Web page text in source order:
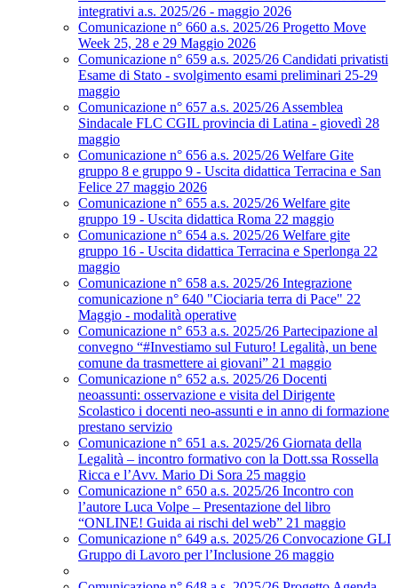
integrativi a.s. 2025/26 - maggio 2026
Comunicazione n° 660 a.s. 2025/26 Progetto Move
Week 25, 28 e 29 Maggio 2026
Comunicazione n° 659 a.s. 2025/26 Candidati privatisti
Esame di Stato - svolgimento esami preliminari 25-29
maggio
Comunicazione n° 657 a.s. 2025/26 Assemblea
Sindacale FLC CGIL provincia di Latina - giovedì 28
maggio
Comunicazione n° 656 a.s. 2025/26 Welfare Gite
gruppo 8 e gruppo 9 - Uscita didattica Terracina e San
Felice 27 maggio 2026
Comunicazione n° 655 a.s. 2025/26 Welfare gite
gruppo 19 - Uscita didattica Roma 22 maggio
Comunicazione n° 654 a.s. 2025/26 Welfare gite
gruppo 16 - Uscita didattica Terracina e Sperlonga 22
maggio
Comunicazione n° 658 a.s. 2025/26 Integrazione
comunicazione n° 640 "Ciociaria terra di Pace" 22
Maggio - modalità operative
Comunicazione n° 653 a.s. 2025/26 Partecipazione al
convegno “#Investiamo sul Futuro! Legalità, un bene
comune da trasmettere ai giovani” 21 maggio
Comunicazione n° 652 a.s. 2025/26 Docenti
neoassunti: osservazione e visita del Dirigente
Scolastico i docenti neo-assunti e in anno di formazione
prestano servizio
Comunicazione n° 651 a.s. 2025/26 Giornata della
Legalità – incontro formativo con la Dott.ssa Rossella
Ricca e l’Avv. Mario Di Sora 25 maggio
Comunicazione n° 650 a.s. 2025/26 Incontro con
l’autore Luca Volpe – Presentazione del libro
“ONLINE! Guida ai rischi del web” 21 maggio
Comunicazione n° 649 a.s. 2025/26 Convocazione GLI
Gruppo di Lavoro per l’Inclusione 26 maggio